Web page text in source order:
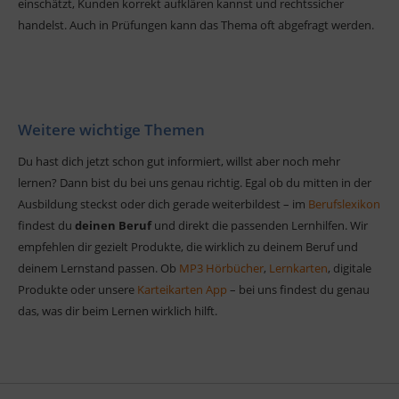
einschätzt, Kunden korrekt aufklären kannst und rechtssicher
handelst. Auch in Prüfungen kann das Thema oft abgefragt werden.
Weitere wichtige Themen
Du hast dich jetzt schon gut informiert, willst aber noch mehr
lernen? Dann bist du bei uns genau richtig. Egal ob du mitten in der
Ausbildung steckst oder dich gerade weiterbildest – im Berufslexikon
findest du deinen Berufund direkt die passenden Lernhilfen. Wir
empfehlen dir gezielt Produkte, die wirklich zu deinem Beruf und
deinem Lernstand passen. Ob MP3 Hörbücher, Lernkarten, digitale
Produkte oder unsere Karteikarten App – bei uns findest du genau
das, was dir beim Lernen wirklich hilft.